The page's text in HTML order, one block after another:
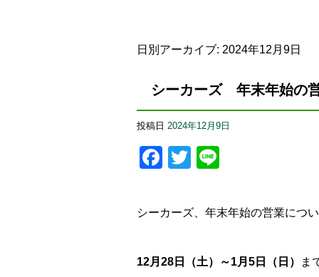
日別アーカイブ: 2024年12月9日
シーカーズ 年末年始の
投稿日 2024年12月9日
Facebook
Twitter
シーカーズ、年末年始の営業につ
12月28日（土）～1月5日（日） ま